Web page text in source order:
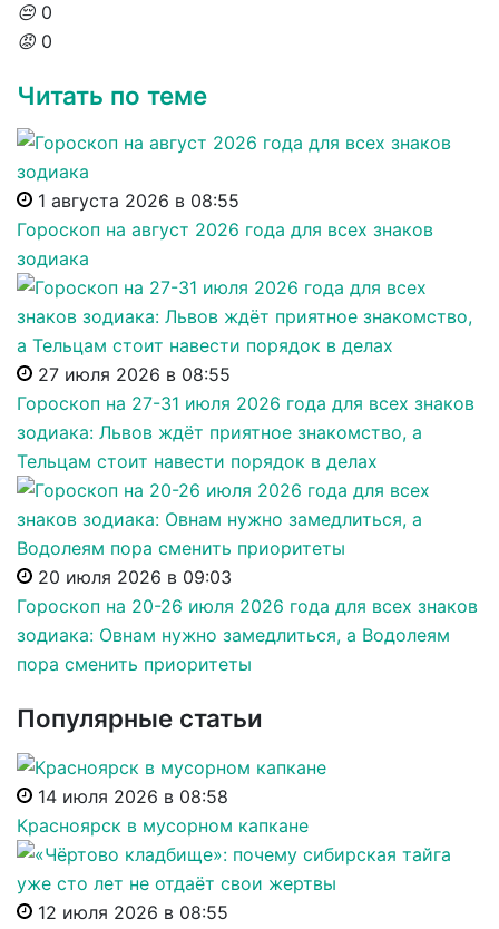
😔 0
😡 0
Читать по теме
1 августа 2026 в 08:55
Гороскоп на август 2026 года для всех знаков
зодиака
27 июля 2026 в 08:55
Гороскоп на 27-31 июля 2026 года для всех знаков
зодиака: Львов ждёт приятное знакомство, а
Тельцам стоит навести порядок в делах
20 июля 2026 в 09:03
Гороскоп на 20-26 июля 2026 года для всех знаков
зодиака: Овнам нужно замедлиться, а Водолеям
пора сменить приоритеты
Популярные статьи
14 июля 2026 в 08:58
Красноярск в мусорном капкане
12 июля 2026 в 08:55